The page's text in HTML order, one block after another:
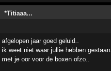
*Titiaaa...
afgelopen jaar goed geluid..
ik weet niet waar jullie hebben gestaan..
met je oor voor de boxen ofzo..